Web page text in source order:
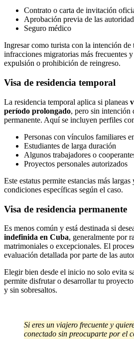
Contrato o carta de invitación
Aprobación previa de las
Seguro médico
Ingresar como turista con la intención de
infracciones migratorias más frecuentes
expulsión o prohibición de reingreso.
Visa de residencia temporal
La residencia temporal aplica si planeas
período prolongado, pero sin intención
permanente. Aquí se incluyen perfiles
Personas con vínculos familiares
Estudiantes de larga duración
Algunos trabajadores o
Proyectos personales autorizados
Este estatus permite estancias más
condiciones específicas según el caso.
Visa de residencia permanente
Es menos común y está destinada si
indefinida en Cuba, generalmente por
matrimoniales o excepcionales. El
evaluación detallada por parte de las
Elegir bien desde el inicio no solo evita
permite disfrutar o desarrollar tu
y sin sobresaltos.
Si eres un viajero frecuente y
conectado sin preocuparte por el